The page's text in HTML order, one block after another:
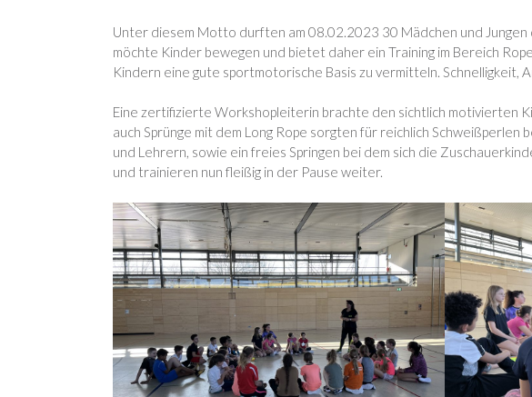
Unter diesem Motto durften am 08.02.2023 30 Mädchen und
möchte Kinder bewegen und bietet daher ein Training im Bereich
Kindern eine gute sportmotorische Basis zu vermitteln.
Eine zertifizierte Workshopleiterin brachte den sichtlich motivierten
auch Sprünge mit dem Long Rope sorgten für reichlich
und Lehrern, sowie ein freies Springen bei dem sich die
und trainieren nun fleißig in der Pause weiter.